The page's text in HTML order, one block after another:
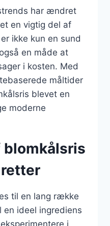
har ændret
en vigtig del af
ikke kun en sund
en måde at
i kosten. Med
måltider
blevet en
moderne
blomkålsris
til en lang række
ideel ingrediens
i